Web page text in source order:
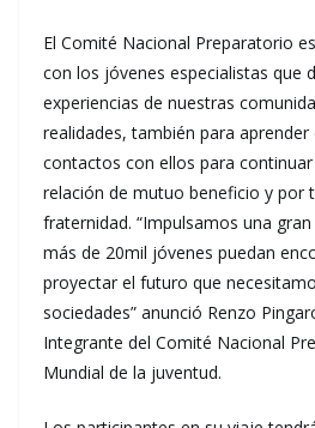
El Comité Nacional Preparatorio
con los jóvenes especialistas que
experiencias de nuestras
realidades, también para
contactos con ellos para
relación de mutuo beneficio y por
fraternidad. “Impulsamos una
más de 20mil jóvenes puedan
proyectar el futuro que
sociedades” anunció Renzo
Integrante del Comité Nacional
Mundial de la juventud.